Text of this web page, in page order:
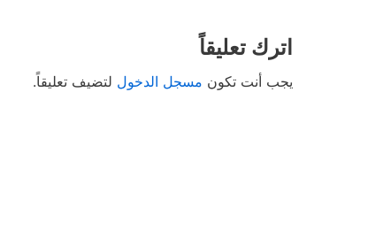
اترك تعليقاً
يجب أنت تكون مسجل الدخول لتضيف تعليقاً.